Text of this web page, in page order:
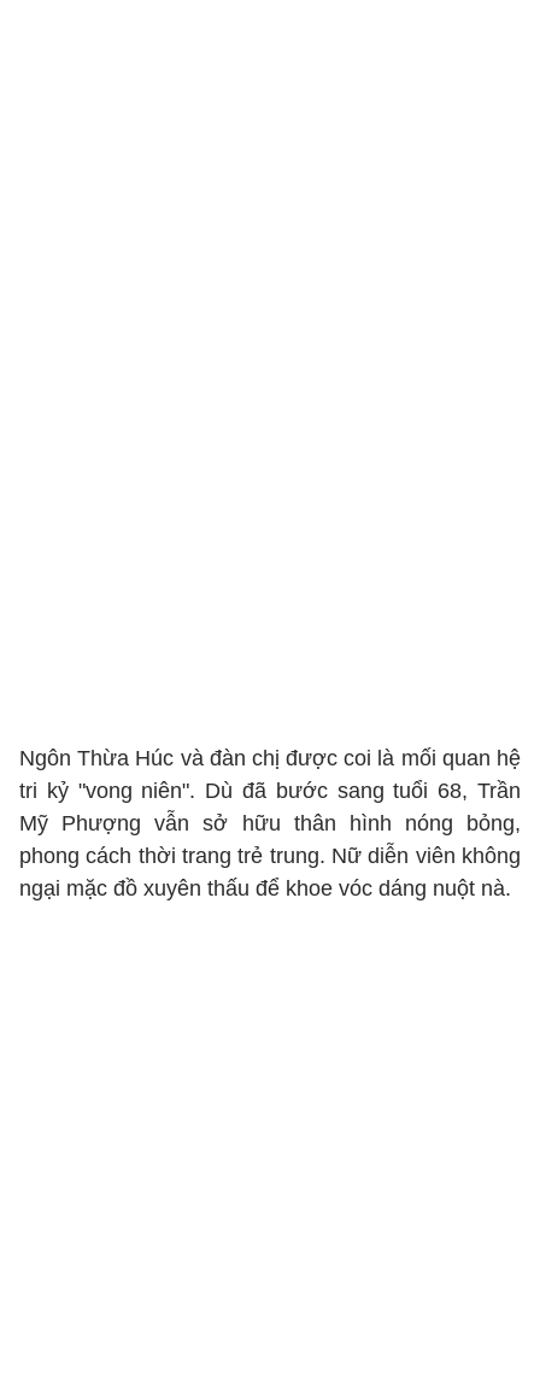
Ngôn Thừa Húc và đàn chị được coi là mối quan hệ
tri kỷ "vong niên". Dù đã bước sang tuổi 68, Trần
Mỹ Phượng vẫn sở hữu thân hình nóng bỏng,
phong cách thời trang trẻ trung. Nữ diễn viên không
ngại mặc đồ xuyên thấu để khoe vóc dáng nuột nà.